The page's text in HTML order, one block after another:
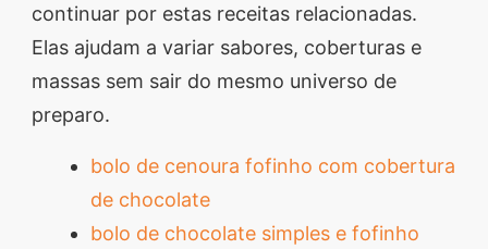
continuar por estas receitas relacionadas.
Elas ajudam a variar sabores, coberturas e
massas sem sair do mesmo universo de
preparo.
bolo de cenoura fofinho com cobertura
de chocolate
bolo de chocolate simples e fofinho